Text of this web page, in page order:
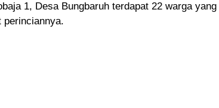
1, Desa Bungbaruh terdapat 22 warga yang
perinciannya.